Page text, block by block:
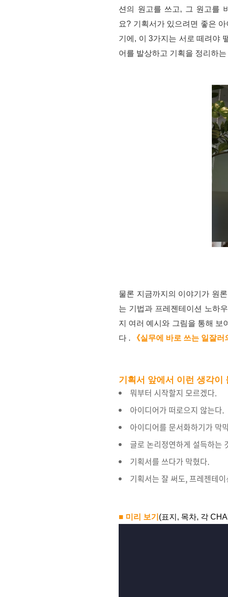
션의 원고를 쓰고, 그 원고를
요? 기획서가 있으려면 좋은
기에, 이 3가지는 서로 떼려야
어를 발상하고 기획을 정리하
물론 지금까지의 이야기가 원
는 기법과 프레젠테이션 노하
지 여러 예시와 그림을 통해 보
다 . 《실무에 바로 쓰는 일잘러
기획서 앞에서 이런 생각이
뭐부터 시작할지 모르겠다.
아이디어가 떠로으지 않는다.
아이디어를 문서화하기가 막
글로 논리정연하게 설득하는
기획서를 쓰다가 막혔다.
기획서는 잘 써도, 프레젠테
■ 미리 보기 (표지, 목차, 각